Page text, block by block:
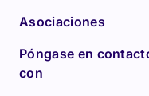
Asociaciones
Póngase en
con